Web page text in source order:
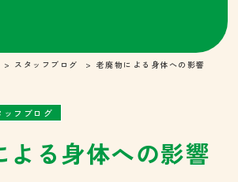
スタッフブログ 老廃物による身体への影響
ッフブログ
よる身体への影響